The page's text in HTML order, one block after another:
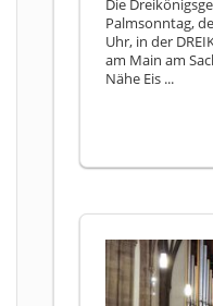
Die
Palmsonntag,
Uhr, in der
am Main am
Nähe Eis ...